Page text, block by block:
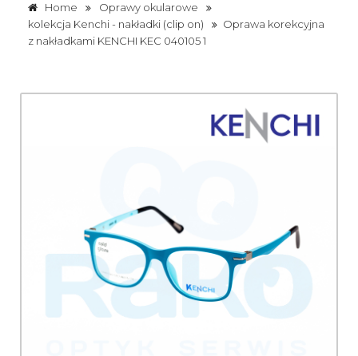
Home
Oprawy okularowe
kolekcja Kenchi - nakładki (clip on)
Oprawa korekcyjna
z nakładkami KENCHI KEC 040105 1